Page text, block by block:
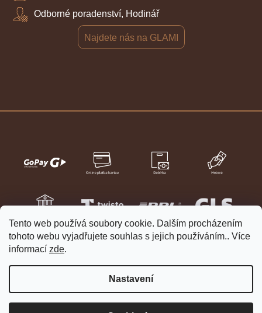
Tento web používá soubory cookie. Dalším procházením
tohoto webu vyjadřujete souhlas s jejich používáním.. Více
informací zde.
Nastavení
Odborné poradenství, Hodinář
Najdete nás na GLAMI
Vytvořil Shoptet